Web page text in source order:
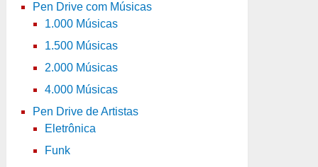
Pen Drive com Músicas
1.000 Músicas
1.500 Músicas
2.000 Músicas
4.000 Músicas
Pen Drive de Artistas
Eletrônica
Funk